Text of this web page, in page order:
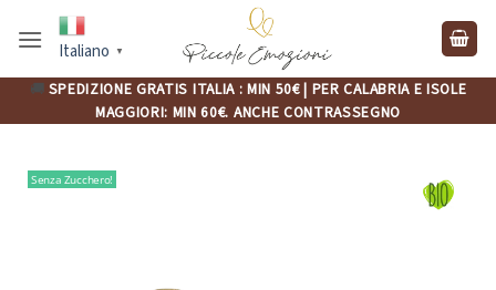
Italiano ▼
🚚 SPEDIZIONE GRATIS ITALIA : MIN 50€ | PER CALABRIA E ISOLE
MAGGIORI: MIN 60€. ANCHE CONTRASSEGNO
Senza Zucchero!